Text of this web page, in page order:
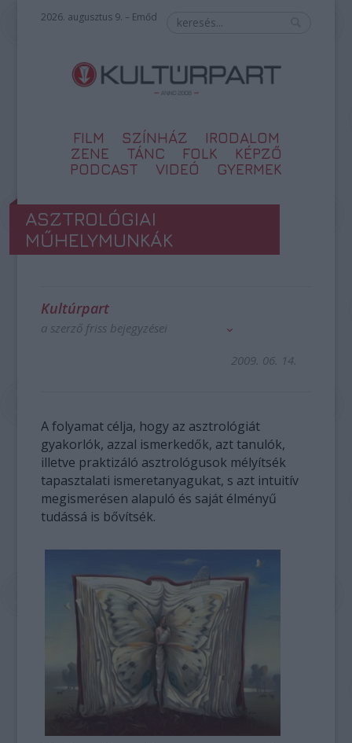
2026. augusztus 9. – Emőd
FILM SZÍNHÁZ
IRODALOM
ZENE
TÁNC FOLK
KÉPZŐ
PODCAST
VIDEÓ GYERMEK
ASZTROLÓGIAI
MŰHELYMUNKÁK
Kultúrpart
a szerző friss bejegyzései
2009. 06. 14.
A folyamat célja, hogy az asztrológiát
gyakorlók, azzal ismerkedők, azt tanulók,
illetve praktizáló asztrológusok mélyítsék
tapasztalati ismeretanyagukat, s azt intuitív
megismerésen alapuló és saját élményű
tudássá is bővítsék.